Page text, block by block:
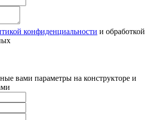
конфиденциальности и обработкой
вами параметры на конструкторе и